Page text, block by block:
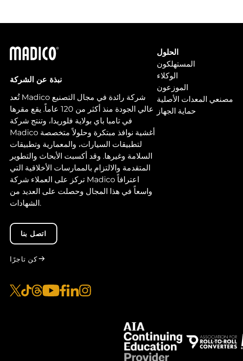
ماديكو
نبذة عن الشركة
تُعد Madico شركة رائدة في مجال التصنيع
عالي الجودة منذ أكثر من 120 عاماً. يقع مقرها
في تامبا باي بولاية فلوريدا، وتنتج شركة
Madico أغشية نوافذ مبتكرة وحلولاً متخصصة
لتطبيقات السيارات، والمعمارية وتطبيقات
السلامة وغيرها. وقد أكسبت الأبحاث والتطوير
المتقدمة والالتزام بالممارسات الأخلاقية التي
تركز على العملاء شركة Madico اعترافاً
واسعاً في هذا المجال وحصلت على العديد من
الشهادات.
اتصل بنا
كن تاجرًا
الحلول
المستهلكون
الوكلاء
الموزعون
مصنعي المعدات الأصلية
حماية الجهاز